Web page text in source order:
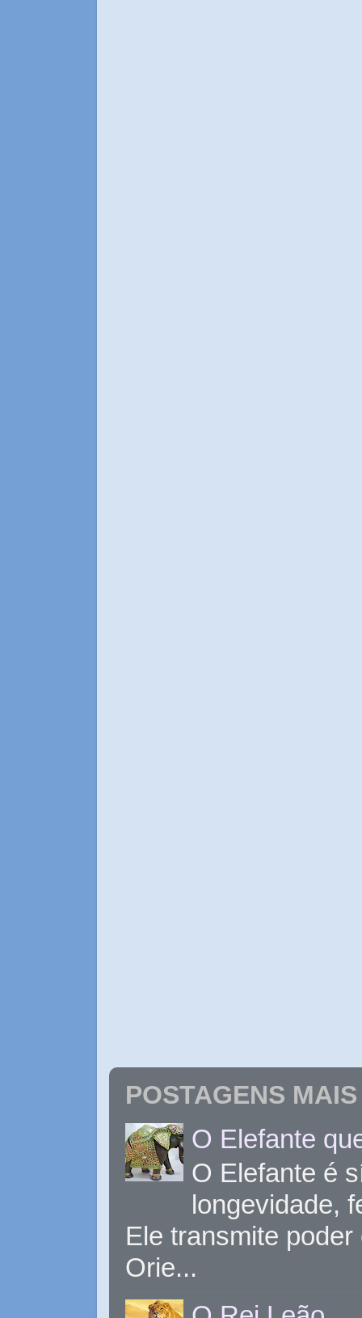
POSTAGENS
O Elefante
O Elefante é
longevidade,
Ele transmite
Orie...